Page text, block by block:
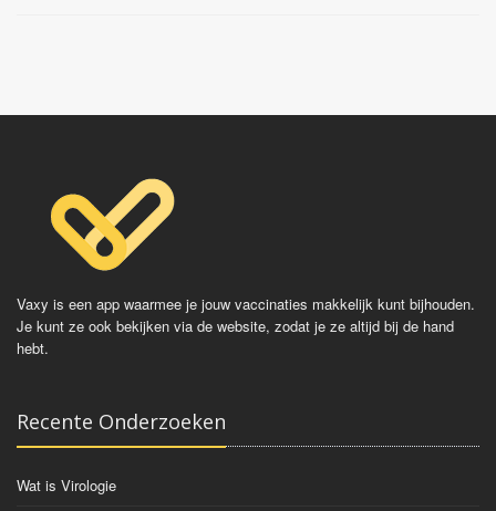
Vaxy is een app waarmee je jouw vaccinaties makkelijk kunt bijhouden.
Je kunt ze ook bekijken via de website, zodat je ze altijd bij de hand
hebt.
Recente Onderzoeken
Wat is Virologie